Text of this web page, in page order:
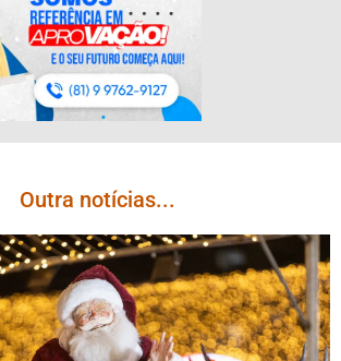
Outra notícias...